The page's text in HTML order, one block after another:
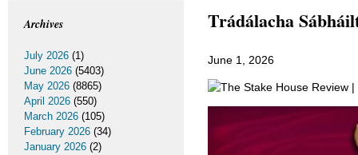
Trádálacha
June 1, 2026
Archives
July 2026 (1)
June 2026 (5403)
May 2026 (8865)
April 2026 (550)
March 2026 (105)
February 2026 (34)
January 2026 (2)